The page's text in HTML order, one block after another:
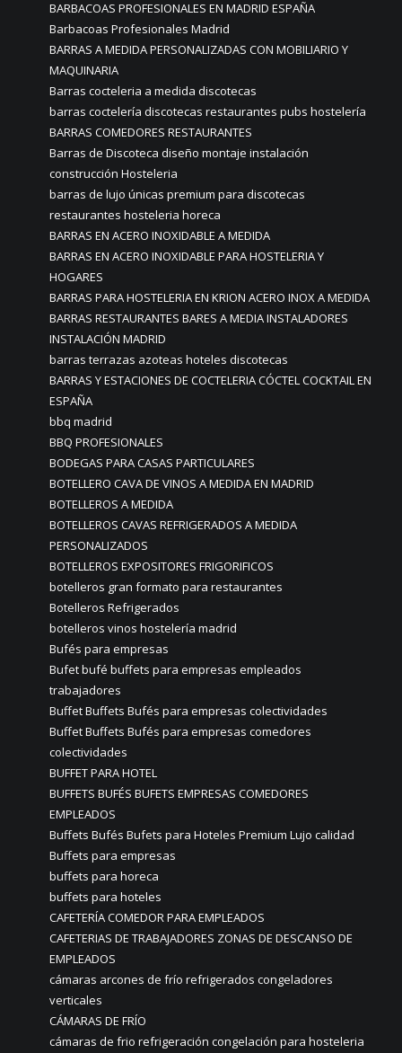
BARBACOAS PROFESIONALES EN MADRID ESPAÑA
Barbacoas Profesionales Madrid
BARRAS A MEDIDA PERSONALIZADAS CON MOBILIARIO Y
MAQUINARIA
Barras cocteleria a medida discotecas
barras coctelería discotecas restaurantes pubs hostelería
BARRAS COMEDORES RESTAURANTES
Barras de Discoteca diseño montaje instalación
construcción Hosteleria
barras de lujo únicas premium para discotecas
restaurantes hosteleria horeca
BARRAS EN ACERO INOXIDABLE A MEDIDA
BARRAS EN ACERO INOXIDABLE PARA HOSTELERIA Y
HOGARES
BARRAS PARA HOSTELERIA EN KRION ACERO INOX A MEDIDA
BARRAS RESTAURANTES BARES A MEDIA INSTALADORES
INSTALACIÓN MADRID
barras terrazas azoteas hoteles discotecas
BARRAS Y ESTACIONES DE COCTELERIA CÓCTEL COCKTAIL EN
ESPAÑA
bbq madrid
BBQ PROFESIONALES
BODEGAS PARA CASAS PARTICULARES
BOTELLERO CAVA DE VINOS A MEDIDA EN MADRID
BOTELLEROS A MEDIDA
BOTELLEROS CAVAS REFRIGERADOS A MEDIDA
PERSONALIZADOS
BOTELLEROS EXPOSITORES FRIGORIFICOS
botelleros gran formato para restaurantes
Botelleros Refrigerados
botelleros vinos hostelería madrid
Bufés para empresas
Bufet bufé buffets para empresas empleados
trabajadores
Buffet Buffets Bufés para empresas colectividades
Buffet Buffets Bufés para empresas comedores
colectividades
BUFFET PARA HOTEL
BUFFETS BUFÉS BUFETS EMPRESAS COMEDORES
EMPLEADOS
Buffets Bufés Bufets para Hoteles Premium Lujo calidad
Buffets para empresas
buffets para horeca
buffets para hoteles
CAFETERÍA COMEDOR PARA EMPLEADOS
CAFETERIAS DE TRABAJADORES ZONAS DE DESCANSO DE
EMPLEADOS
cámaras arcones de frío refrigerados congeladores
verticales
CÁMARAS DE FRÍO
cámaras de frio refrigeración congelación para hosteleria